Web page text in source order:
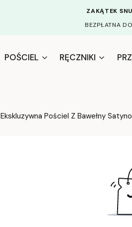
ZAKĄTEK SNU
BEZPŁATNA
POŚCIEL RĘCZNIKI
Ekskluzywna Pościel Z Bawełny